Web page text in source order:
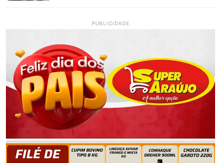
PUBLICIDADE